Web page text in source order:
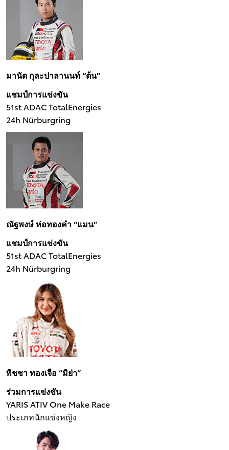
มานัต กุละปาลานนท์ “ต้น”
แชมป์การแข่งขัน
51st ADAC TotalEnergies
24h Nürburgring
ณัฐพงษ์ ห่อทองคำ “แมน”
แชมป์การแข่งขัน
51st ADAC TotalEnergies
24h Nürburgring
พิชชา ทองเจือ “มิย่า”
ร่วมการแข่งขัน
YARIS ATIV One Make Race
ประเภทนักแข่งหญิง